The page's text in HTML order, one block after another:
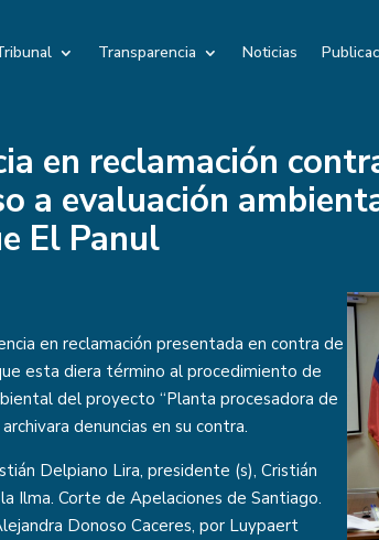
Transparencia Noticias
en reclamación
a evaluación
El Panul
en reclamación presentada en contra de
esta diera término al procedimiento de
del proyecto “Planta procesadora de
denuncias en su contra.
Delpiano Lira, presidente (s), Cristián
Ilma. Corte de Apelaciones de Santiago.
Donoso Caceres, por Luypaert